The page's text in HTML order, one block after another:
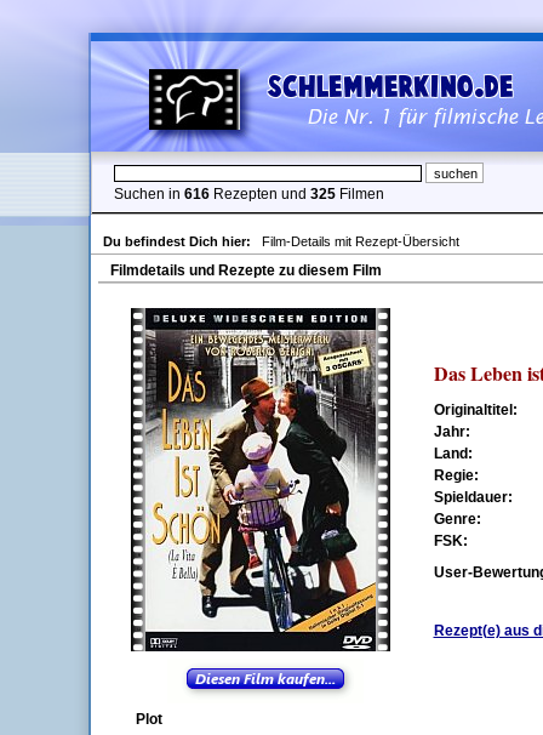
Suchen in 616 Rezepten und 325 Filmen
Du befindest Dich hier: Film-Details mit Rezept-Übersicht
Filmdetails und Rezepte zu diesem Film
Das Leben
Originaltitel:
Jahr:
Land:
Regie:
Spieldauer:
Genre:
FSK:
User-
Rezept(e) aus
Plot